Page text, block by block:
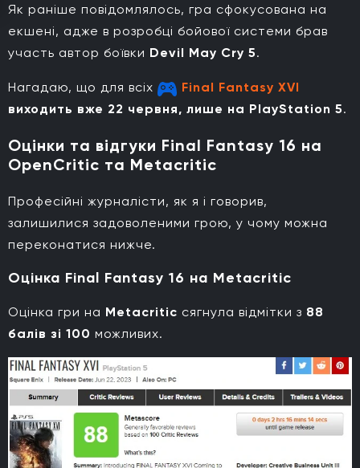
Як раніше повідомлялось, гра сфокусована на
екшені, адже в розробці бойової системи брав
участь автор боївки Devil May Cry 5.
Нагадаю, що для всіх
Final Fantasy XVI
виходить вже 22 червня, лише на PlayStation 5.
Оцінки та відгуки Final Fantasy 16 на
OpenCritic та Metacritic
Професійні журналісти, як я і говорив,
залишилися задоволеними грою, у чому можна
переконатися нижче.
Оцінка Final Fantasy 16 на Metacritic
Оцінка гри на Metacritic сягнула відмітки з 88
балів зі 100 можливих.